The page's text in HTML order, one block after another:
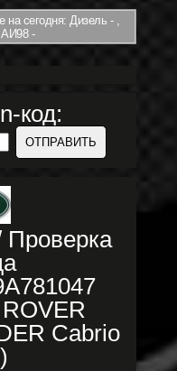
на сегодня: Дизель - ,
-
код:
Cabrio